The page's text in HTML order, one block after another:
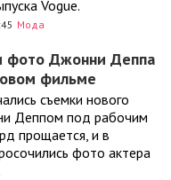
Vogue.
Мода
фото Джонни Деппа
фильме
съемки нового
Деппом под рабочим
прощается, и в
фото актера